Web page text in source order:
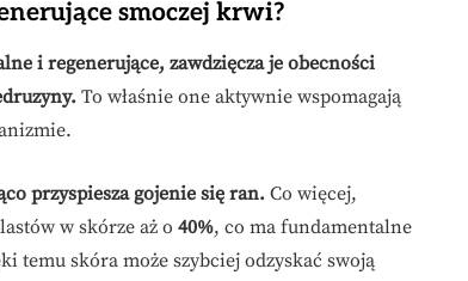
smoczej krwi?
i regenerujące, zawdzięcza je obecności
To właśnie one aktywnie wspomagają
przyspiesza gojenie się ran. Co więcej,
w skórze aż o 40%, co ma fundamentalne
temu skóra może szybciej odzyskać swoją